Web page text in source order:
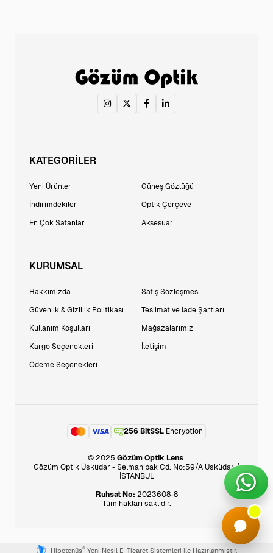
KATEGORİLER
Yeni Ürünler
İndirimdekiler
En Çok Satanlar
Güneş Gözlüğü
Optik Çerçeve
Aksesuar
KURUMSAL
Hakkımızda
Güvenlik & Gizlilik Politikası
Kullanım Koşulları
Kargo Seçenekleri
Ödeme Seçenekleri
Satış Sözleşmesi
Teslimat ve İade Şartları
Mağazalarımız
İletişim
256 BitSSL Encryption
© 2025 Gözüm Optik Lens.
Gözüm Optik Üsküdar - Selmanipak Cd. No:59/A Üsküdar /
İSTANBUL
Ruhsat No: 2023608-8
Tüm hakları saklıdır.
Hipotenüs®Yeni Nesil E-Ticaret Sistemleri ile Hazırlanmıştır.